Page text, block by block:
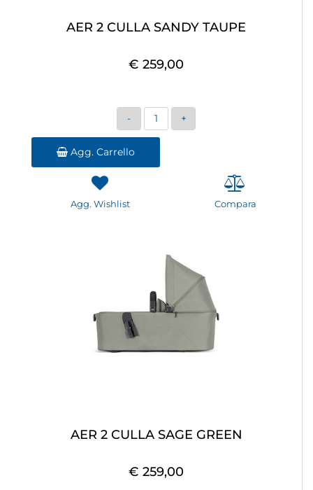
AER 2 CULLA SANDY TAUPE
€ 259,00
Quantità
Agg. Carrello
Agg. Wishlist Compara
AER 2 CULLA SAGE GREEN
€ 259,00